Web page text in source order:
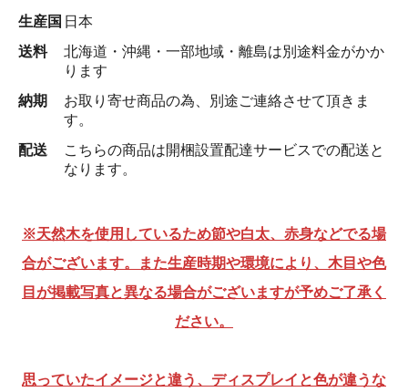
生産国 日本
送料
北海道・沖縄・一部地域・離島は別途料金がかか
ります
納期
お取り寄せ商品の為、別途ご連絡させて頂きま
す。
配送
こちらの商品は開梱設置配達サービスでの配送と
なります。
※天然木を使用しているため節や白太、赤身などでる場
合がございます。また生産時期や環境により、木目や色
目が掲載写真と異なる場合がございますが予めご了承く
ださい。
思っていたイメージと違う、ディスプレイと色が違うな